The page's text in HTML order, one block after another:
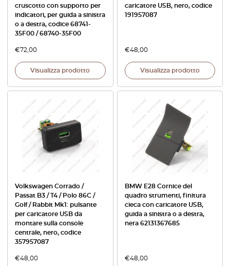
cruscotto con supporto per
indicatori, per guida a sinistra
o a destra, codice 68741-
35F00 / 68740-35F00
€72,00
Visualizza prodotto
caricatore USB, nero, codice
191957087
€48,00
Visualizza prodotto
Volkswagen Corrado /
Passat B3 / T4 / Polo 86C /
Golf / Rabbit Mk1: pulsante
per caricatore USB da
montare sulla console
centrale, nero, codice
357957087
€48,00
BMW E28 Cornice del
quadro strumenti, finitura
cieca con caricatore USB,
guida a sinistra o a destra,
nera 62131367685
€48,00